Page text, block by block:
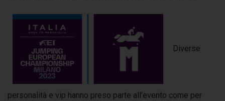
Diverse
personalità e vip hanno preso parte all’evento come per